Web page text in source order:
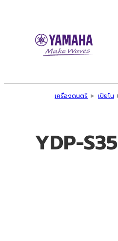
เครื่องดนตรี เปียโน
YDP-S35